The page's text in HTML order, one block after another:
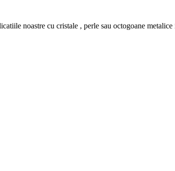
noastre cu cristale , perle sau octogoane